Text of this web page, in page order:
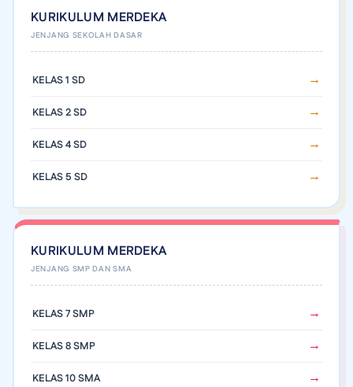
KURIKULUM MERDEKA
KELAS 1 SD
KELAS 2 SD
KELAS 4 SD
KELAS 5 SD
KURIKULUM MERDEKA
KELAS 7 SMP
KELAS 8 SMP
KELAS 10 SMA